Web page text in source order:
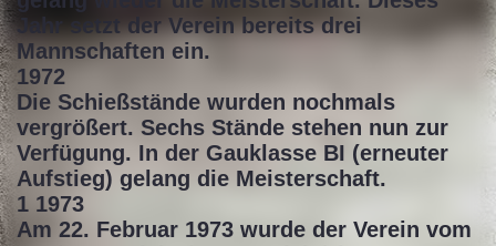
Jahr setzt der Verein bereits drei
Mannschaften ein.
1972
Die Schießstände wurden nochmals
vergrößert. Sechs Stände stehen nun zur
Verfügung. In der Gauklasse BI (erneuter
Aufstieg) gelang die Meisterschaft.
1 1973
Am 22. Februar 1973 wurde der Verein vom